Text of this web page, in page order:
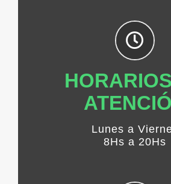
Lunes a
8Hs a 20Hs